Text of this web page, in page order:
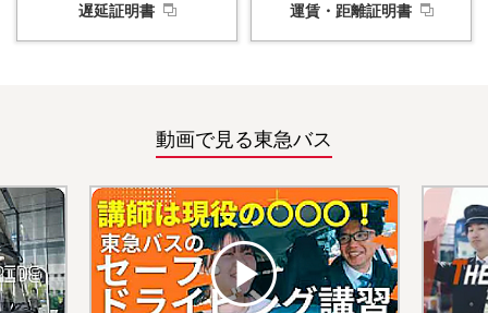
遅延証明書 運賃・ 距離証明書
動画で見る東急バス